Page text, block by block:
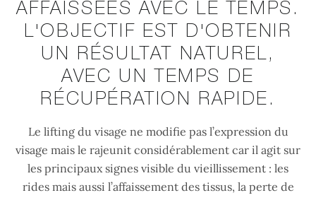
AFFAISSÉES AVEC LE TEMPS.
L'OBJECTIF EST D'OBTENIR
UN RÉSULTAT NATUREL,
AVEC UN TEMPS DE
RÉCUPÉRATION RAPIDE.
Le lifting du visage ne modifie pas l’expression du
visage mais le rajeunit considérablement car il agit sur
les principaux signes visible du vieillissement : les
rides mais aussi l’affaissement des tissus, la perte de